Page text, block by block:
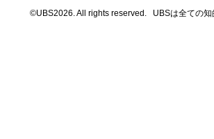
©UBS2026. All rights reserved. UBSは全ての知